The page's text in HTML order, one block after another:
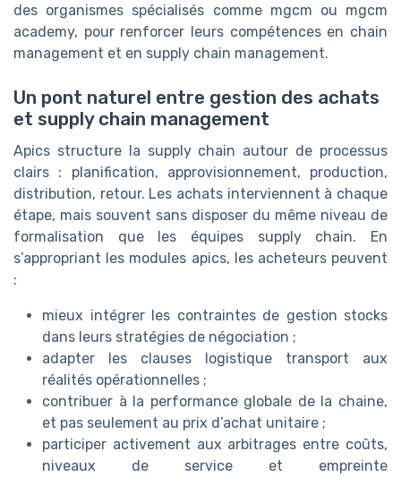
des organismes spécialisés comme mgcm ou mgcm
academy, pour renforcer leurs compétences en chain
management et en supply chain management.
Un pont naturel entre gestion des achats
et supply chain management
Apics structure la supply chain autour de processus
clairs : planification, approvisionnement, production,
distribution, retour. Les achats interviennent à chaque
étape, mais souvent sans disposer du même niveau de
formalisation que les équipes supply chain. En
s’appropriant les modules apics, les acheteurs peuvent
:
mieux intégrer les contraintes de gestion stocks
dans leurs stratégies de négociation ;
adapter les clauses logistique transport aux
réalités opérationnelles ;
contribuer à la performance globale de la chaine,
et pas seulement au prix d’achat unitaire ;
participer activement aux arbitrages entre coûts,
niveaux de service et empreinte